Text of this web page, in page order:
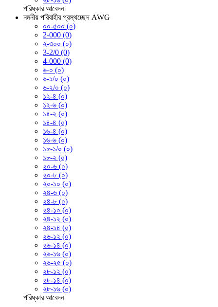
পরিষ্কার আবেদন
নমনীয় পরিবাহীর প্রস্থচ্ছেদ AWG
০০-৫০০ (০)
2-000 (0)
২-৩০০ (০)
3-2/0 (0)
4-000 (0)
৬-০ (০)
৬-১/০ (০)
৬-২/০ (০)
১২-৪ (০)
১২-৬ (০)
১৪-২ (০)
১৪-৪ (০)
১৬-৪ (০)
১৬-৬ (০)
১৮-১/০ (০)
১৮-২ (০)
২০-৬ (০)
২০-৮ (০)
২০-১০ (০)
২৪-৬ (০)
২৪-৮ (০)
২৪-১০ (০)
২৪-১২ (০)
২৪-১৪ (০)
২৬-১২ (০)
২৬-১৪ (০)
২৬-১৬ (০)
২৬-২৫ (০)
২৮-১২ (০)
২৮-১৪ (০)
২৮-১৬ (০)
পরিষ্কার আবেদন